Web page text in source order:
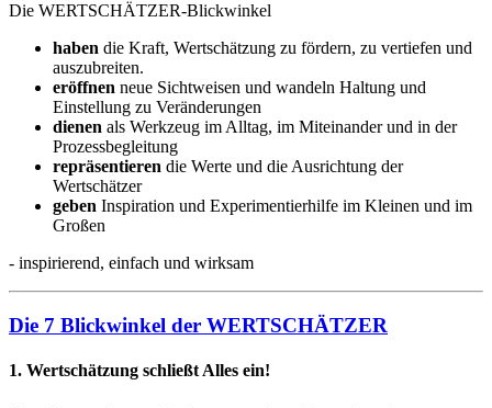
Die WERTSCHÄTZER-Blickwinkel
haben die Kraft, Wertschätzung zu fördern, zu vertiefen und
auszubreiten.
eröffnen neue Sichtweisen und wandeln Haltung und
Einstellung zu Veränderungen
dienen als Werkzeug im Alltag, im Miteinander und in der
Prozessbegleitung
repräsentieren die Werte und die Ausrichtung der
Wertschätzer
geben Inspiration und Experimentierhilfe im Kleinen und im
Großen
- inspirierend, einfach und wirksam
Die 7 Blickwinkel der WERTSCHÄTZER
1. Wertschätzung schließt Alles ein!